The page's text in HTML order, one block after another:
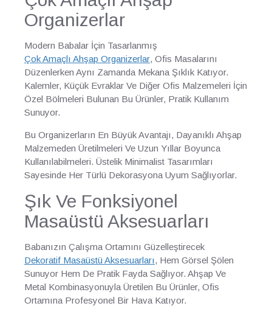
Organizerlar
Modern Babalar İçin Tasarlanmış
Çok Amaçlı Ahşap Organizerlar, Ofis Masalarını
Düzenlerken Aynı Zamanda Mekana Şıklık Katıyor.
Kalemler, Küçük Evraklar Ve Diğer Ofis Malzemeleri İçin
Özel Bölmeleri Bulunan Bu Ürünler, Pratik Kullanım
Sunuyor.
Bu Organizerların En Büyük Avantajı, Dayanıklı Ahşap
Malzemeden Üretilmeleri Ve Uzun Yıllar Boyunca
Kullanılabilmeleri. Üstelik Minimalist Tasarımları
Sayesinde Her Türlü Dekorasyona Uyum Sağlıyorlar.
Şık Ve Fonksiyonel
Masaüstü Aksesuarları
Babanızın Çalışma Ortamını Güzelleştirecek
Dekoratif Masaüstü Aksesuarları, Hem Görsel Şölen
Sunuyor Hem De Pratik Fayda Sağlıyor. Ahşap Ve
Metal Kombinasyonuyla Üretilen Bu Ürünler, Ofis
Ortamına Profesyonel Bir Hava Katıyor.